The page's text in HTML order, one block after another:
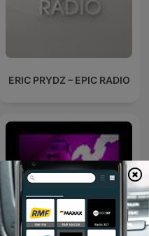
ERIC PRYDZ – EPIC RADIO